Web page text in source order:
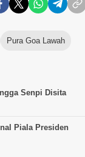
Pura Goa Lawah
Senpi Disita
Piala Presiden